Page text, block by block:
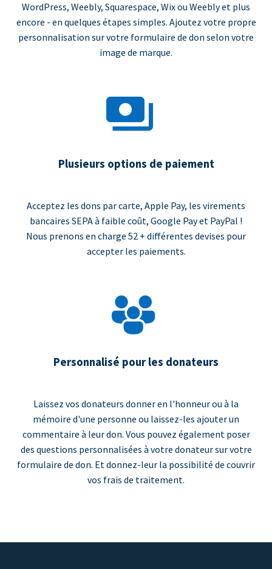
WordPress, Weebly, Squarespace, Wix ou Weebly et plus
encore - en quelques étapes simples. Ajoutez votre propre
personnalisation sur votre formulaire de don selon votre
image de marque.
Plusieurs options de paiement
Acceptez les dons par carte, Apple Pay, les virements
bancaires SEPA à faible coût, Google Pay et PayPal !
Nous prenons en charge 52 + différentes devises pour
accepter les paiements.
Personnalisé pour les donateurs
Laissez vos donateurs donner en l'honneur ou à la
mémoire d'une personne ou laissez-les ajouter un
commentaire à leur don. Vous pouvez également poser
des questions personnalisées à votre donateur sur votre
formulaire de don. Et donnez-leur la possibilité de couvrir
vos frais de traitement.